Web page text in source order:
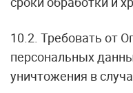
10.2. Требовать от
персональных
уничтожения в